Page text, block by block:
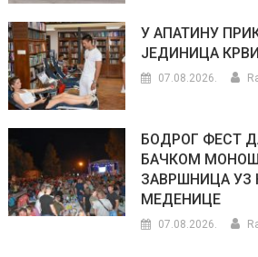
У АПАТИНУ
ЈЕДИНИЦА КРВИ
07.08.2026.
БОДРОГ ФЕСТ
БАЧКОМ
ЗАВРШНИЦА УЗ
МЕДЕНИЦЕ
07.08.2026.